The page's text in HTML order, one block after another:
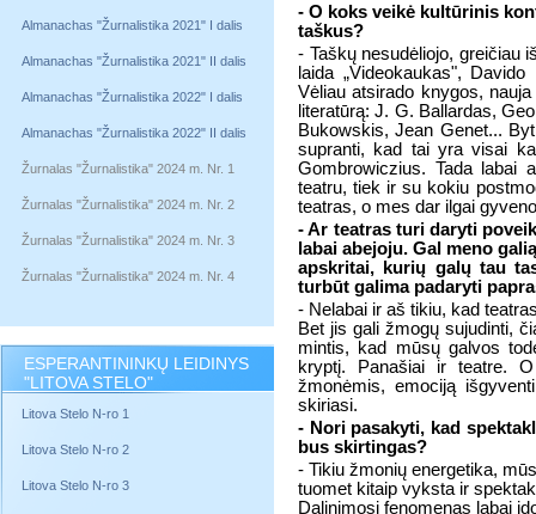
Almanachas "Žurnalistika 2021" I dalis
Almanachas "Žurnalistika 2021" II dalis
Almanachas "Žurnalistika 2022" I dalis
Almanachas "Žurnalistika 2022" II dalis
Žurnalas "Žurnalistika" 2024 m. Nr. 1
Žurnalas "Žurnalistika" 2024 m. Nr. 2
Žurnalas "Žurnalistika" 2024 m. Nr. 3
Žurnalas "Žurnalistika" 2024 m. Nr. 4
ESPERANTININKŲ LEIDINYS
"LITOVA STELO"
Litova Stelo N-ro 1
Litova Stelo N-ro 2
Litova Stelo N-ro 3
- O koks veikė kultūrinis
taškus?
- Taškų nesudėliojo, greičiau
laida „Videokaukas",
Vėliau atsirado knygos,
literatūrą: J. G. Ballardas,
Bukowskis, Jean Genet...
supranti, kad tai yra visai
Gombrowiczius. Tada labai
teatru, tiek ir su kokiu
teatras, o mes dar ilgai
- Ar teatras turi daryti
labai abejoju. Gal meno
apskritai, kurių galų tau
turbūt galima padaryti
- Nelabai ir aš tikiu, kad
Bet jis gali žmogų sujudinti,
mintis, kad mūsų galvos
kryptį. Panašiai ir teatre.
žmonėmis, emociją
skiriasi.
- Nori pasakyti, kad
bus skirtingas?
- Tikiu žmonių energetika,
tuomet kitaip vyksta ir
Dalinimosi fenomenas labai